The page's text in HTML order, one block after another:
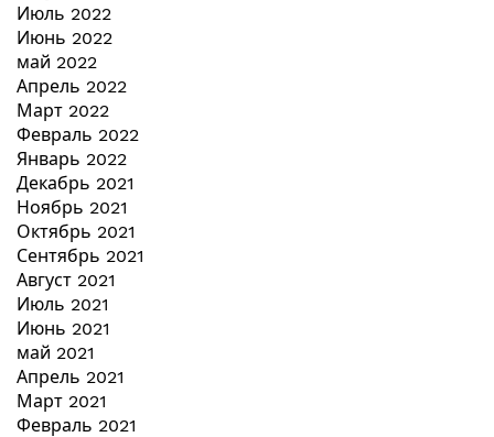
Июль 2022
Июнь 2022
май 2022
Апрель 2022
Март 2022
Февраль 2022
Январь 2022
Декабрь 2021
Ноябрь 2021
Октябрь 2021
Сентябрь 2021
Август 2021
Июль 2021
Июнь 2021
май 2021
Апрель 2021
Март 2021
Февраль 2021